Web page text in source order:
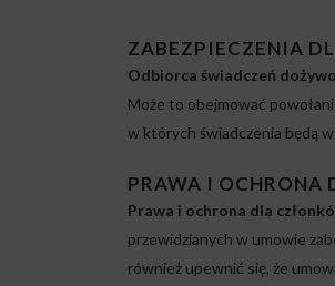
ZABEZPIECZENIA
Odbiorca świadczeń
Może to obejmować
w których świadczenia będą
PRAWA I OCHRONA
Prawa i ochrona dla
przewidzianych w umowie
również upewnić się, że